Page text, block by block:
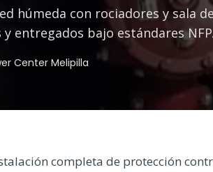
húmeda con rociadores y sala
entregados bajo estándares
Center Melipilla
completa de protección